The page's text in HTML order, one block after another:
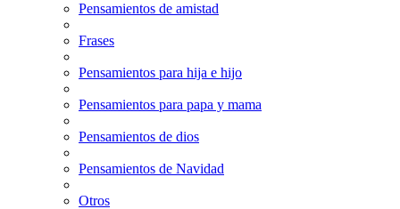
Pensamientos de amistad
Frases
Pensamientos para hija e hijo
Pensamientos para papa y mama
Pensamientos de dios
Pensamientos de Navidad
Otros